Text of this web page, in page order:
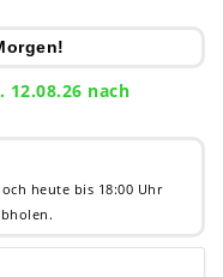
12.08.26 nach
heute bis 18:00 Uhr